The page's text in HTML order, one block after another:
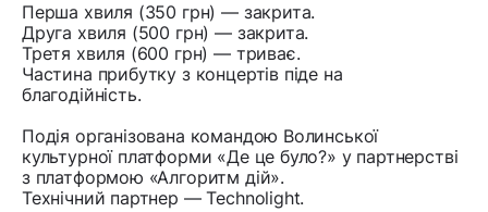
Перша хвиля (350 грн) — закрита.
Друга хвиля (500 грн) — закрита.
Третя хвиля (600 грн) — триває.
Частина прибутку з концертів піде на
благодійність.
Подія організована командою Волинської
культурної платформи «Де це було?» у партнерстві
з платформою «Алгоритм дій».
Технічний партнер — Technolight.